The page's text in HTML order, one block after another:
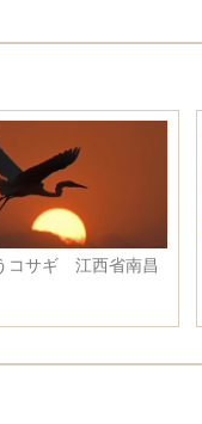
コサギ 江西省南昌